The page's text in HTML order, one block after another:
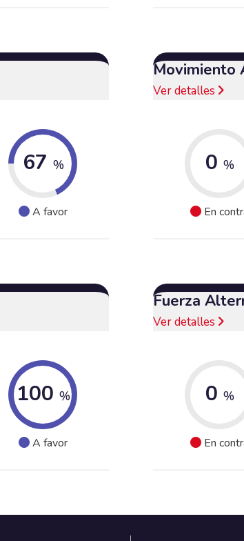
67 %
A favor
Movimiento
Ver detalles
0 %
En
100 %
A favor
Fuerza
Ver detalles
0 %
En